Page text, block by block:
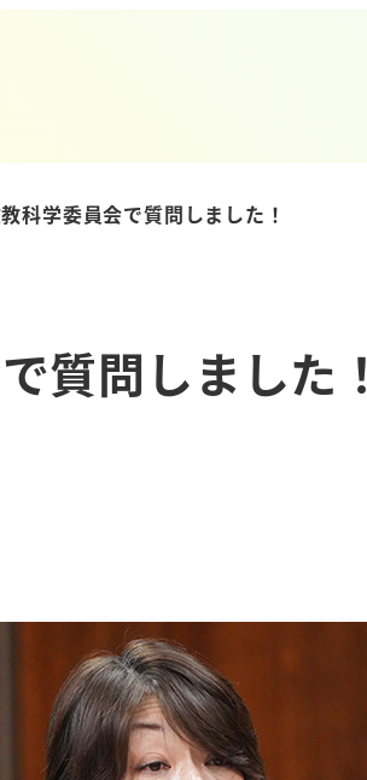
科学委員会で質問しました！
質問しました！